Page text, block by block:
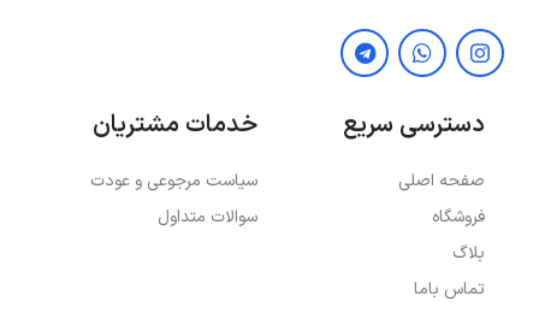
دسترسی سریع
صفحه اصلی
فروشگاه
بلاگ
تماس باما
خدمات مشتریان
سیاست مرجوعی و عودت
سوالات متداول